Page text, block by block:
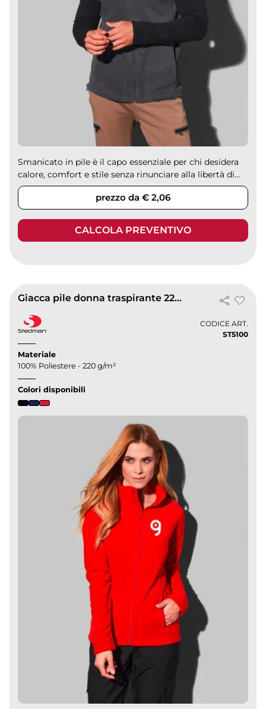
Smanicato in pile è il capo essenziale per chi desidera
calore, comfort e stile senza rinunciare alla libertà di...
prezzo da € 2,06
CALCOLA PREVENTIVO
Giacca pile donna traspirante 220g regular fit
CODICE ART.
ST5100
Materiale
100% Poliestere - 220 g/m²
Colori disponibili